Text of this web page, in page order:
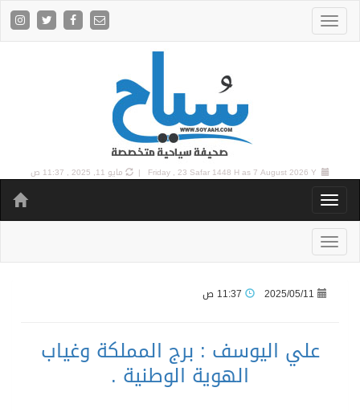
Friday , 23 Safar 1448 H as7 August 2026 Y | مايو 11, 2025 , 11:37 ص
2025/05/11
علي اليوسف : برج المملكة وغياب
الهوية الوطنية .